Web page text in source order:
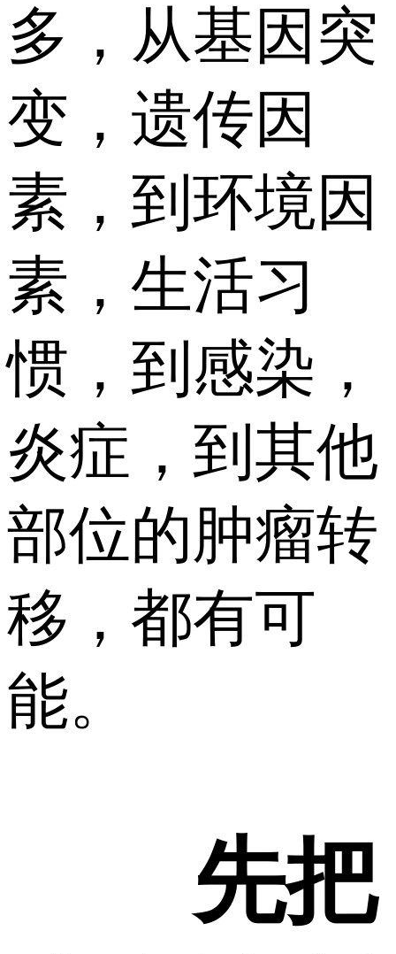
多，从基因突
变，遗传因
素，到环境因
素，生活习
惯，到感染，
炎症，到其他
部位的肿瘤转
移，都有可
能。
先把